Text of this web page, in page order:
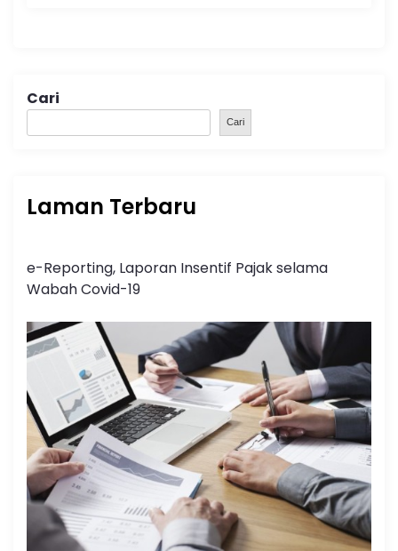
Cari
Cari
Laman Terbaru
e-Reporting, Laporan Insentif Pajak selama
Wabah Covid-19